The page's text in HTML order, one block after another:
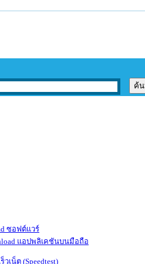
ซอฟต์แวร์
แอปพลิเคชันบนมือถือ
วเน็ต (Speedtest)